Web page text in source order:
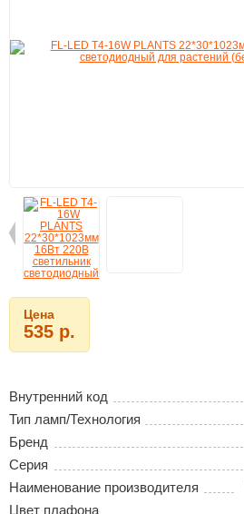
Цена
535 р.
Внутренний код
Тип ламп/Технология
Бренд
Серия
Наименование производителя
Цвет плафона